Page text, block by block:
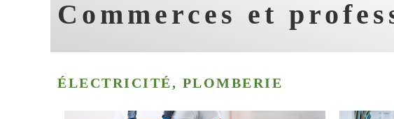
Commerces et
ÉLECTRICITÉ, PLOMBERIE